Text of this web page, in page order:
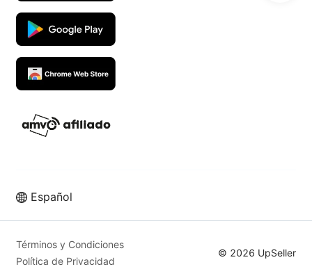
Español
Términos y Condiciones
Política de Privacidad
© 2026 UpSeller